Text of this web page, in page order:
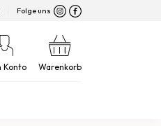
Folge uns
Konto Warenkorb